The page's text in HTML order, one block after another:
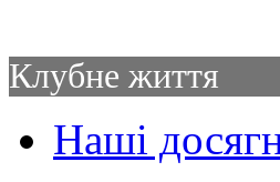
Клубне життя
Наші